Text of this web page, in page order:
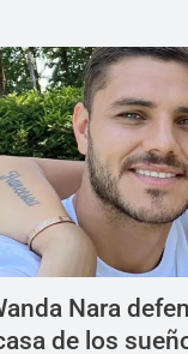
Nara
de los